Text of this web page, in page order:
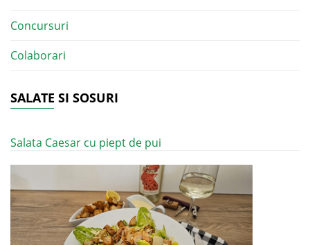
Concursuri
Colaborari
SALATE SI SOSURI
Salata Caesar cu piept de pui